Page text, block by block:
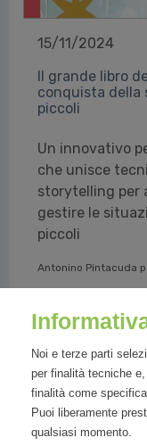
15/11/2024
Il grande libro
conquista della
piccoli
Un innovativo
che unisce
storytelling per
gestire le
piccoli
Antonino Pintacuda
Leggi tutto
Noi e terze parti
per finalità tecniche
finalità come
Puoi liberamente
qualsiasi momento.